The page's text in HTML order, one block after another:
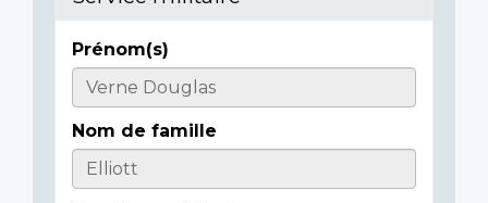
Casualty
Details
Prénom(s)
Nom de famille